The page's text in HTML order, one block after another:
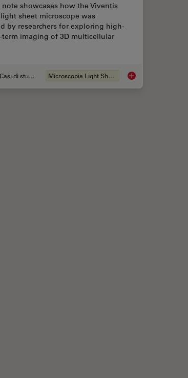
Deep Muscle Tissue
showcases how the Viventis
sheet microscope was
by researchers for exploring high-
imaging of 3D multicellular
Casi di studio Microscopia Light Sheet Capturing
(Fruit Fly) Research